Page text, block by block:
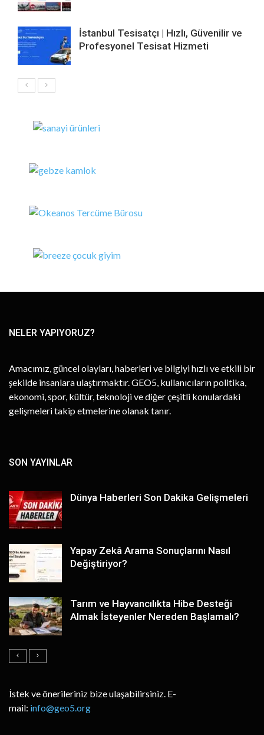
İstanbul Tesisatçı | Hızlı, Güvenilir ve
Profesyonel Tesisat Hizmeti
NELER YAPIYORUZ?
Amacımız, güncel olayları, haberleri ve bilgiyi hızlı ve etkili bir
şekilde insanlara ulaştırmaktır. GEO5, kullanıcıların politika,
ekonomi, spor, kültür, teknoloji ve diğer çeşitli konulardaki
gelişmeleri takip etmelerine olanak tanır.
SON YAYINLAR
Dünya Haberleri Son Dakika Gelişmeleri
Yapay Zekâ Arama Sonuçlarını Nasıl
Değiştiriyor?
Tarım ve Hayvancılıkta Hibe Desteği
Almak İsteyenler Nereden Başlamalı?
İstek ve önerileriniz bize ulaşabilirsiniz. E-
mail: info@geo5.org